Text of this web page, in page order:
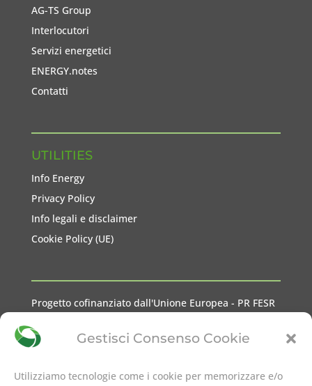
Gestisci Consenso Cookie
Utilizziamo tecnologie come i cookie per memorizzare e/o
AG-TS Group
Interlocutori
Servizi energetici
ENERGY.notes
Contatti
UTILITIES
Info Energy
Privacy Policy
Info legali e disclaimer
Cookie Policy (UE)
Progetto cofinanziato dall'Unione Europea - PR FESR